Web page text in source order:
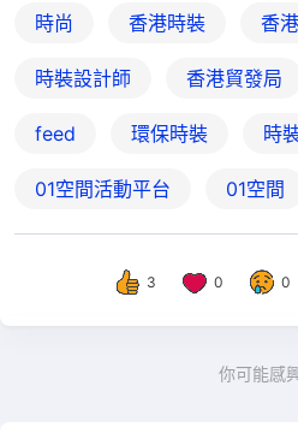
時尚 香港時裝 香
時裝設計師 香港貿發局
feed 環保時裝 時
01空間活動平台 01空間
3 0 0
你可能感